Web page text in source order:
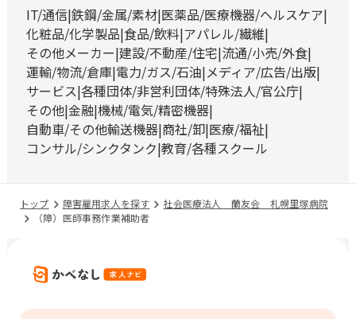
IT/通信 鉄鋼/金属/素材 医薬品/医療機器/ヘルスケア
化粧品/化学製品 食品/飲料 アパレル/繊維
その他メーカー 建設/不動産/住宅 流通/小売/外食
運輸/物流/倉庫 電力/ガス/石油 メディア/広告/出版
サービス 各種団体/非営利団体/特殊法人/官公庁
その他 金融 機械/電気/精密機器
自動車/その他輸送機器 商社/卸 医療/福祉
コンサル/シンクタンク 教育/各種スクール
トップ 障害雇用求人を探す
社会医療法人 蘭友会 札幌里塚病院
（障）医師事務作業補助者